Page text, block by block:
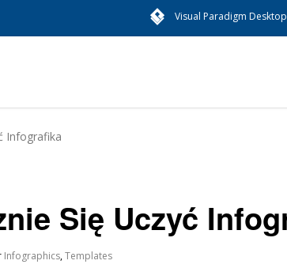
Visual Paradigm Desktop
Infografika
Się Uczyć
Infographics,Templates